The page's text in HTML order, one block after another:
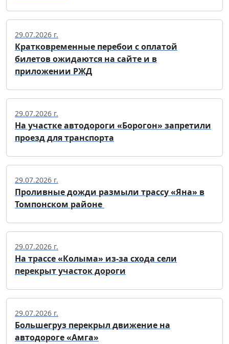
29.07.2026 г.
Кратковременные перебои с оплатой
билетов ожидаются на сайте и в
приложении РЖД
29.07.2026 г.
На участке автодороги «Борогон» запретили
проезд для транспорта
29.07.2026 г.
Проливные дожди размыли трассу «Яна» в
Томпонском районе
29.07.2026 г.
На трассе «Колыма» из-за схода сели
перекрыт участок дороги
29.07.2026 г.
Большегруз перекрыл движение на
автодороге «Амга»